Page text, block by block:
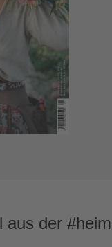
aus der